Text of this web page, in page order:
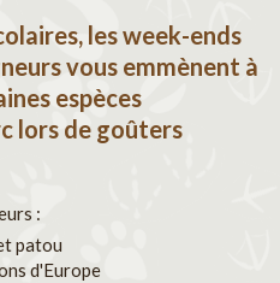
les week-ends
vous emmènent à
espèces
lors de goûters
:
patou
d'Europe